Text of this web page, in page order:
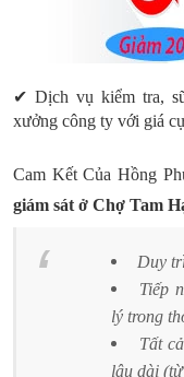
✔ Dịch vụ kiểm tra,
xưởng công ty với giá
Cam Kết Của Hồng
giám sát ở Chợ Tam
Duy
Tiếp
lý trong
Tất
lâu dài